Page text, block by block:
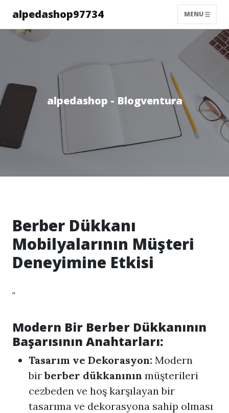
alpedashop97734 MENU
alpedashop - Blogventura
Berber Dükkanı
Mobilyalarının Müşteri
Deneyimine Etkisi
"
Modern Bir Berber Dükkanının
Başarısının Anahtarları:
Tasarım ve Dekorasyon: Modern
birberber dükkanının müşterileri
cezbeden ve hoş karşılayan bir
tasarıma ve dekorasyona sahip olması